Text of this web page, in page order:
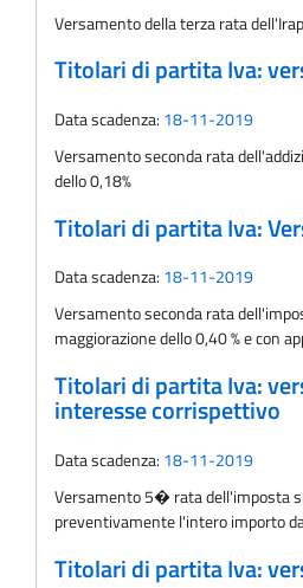
Versamento della terza rata
Titolari di partita Iva:
Data scadenza: 18-11-2019
Versamento seconda rata
dello 0,18%
Titolari di partita Iva:
Data scadenza: 18-11-2019
Versamento seconda rata
maggiorazione dello 0,40 % e con
Titolari di partita Iva:
interesse corrispettivo
Data scadenza: 18-11-2019
Versamento 5� rata dell'imposta
preventivamente l'intero importo
Titolari di partita Iva: